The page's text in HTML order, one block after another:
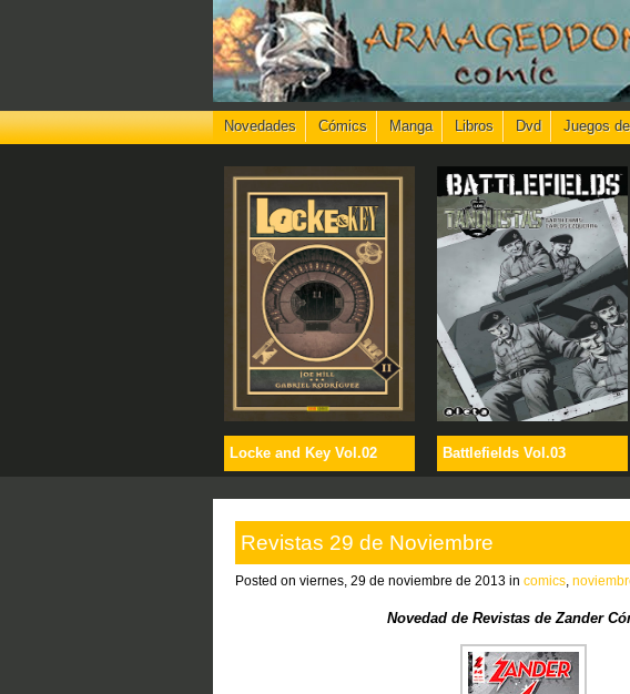
Novedades Cómics Manga Libros Dvd Juegos
Locke and Key Vol.02 Battlefields Vol.03
Revistas 29 de Noviembre
Posted on viernes, 29 de noviembre de 2013 in comics
Novedad de Revistas de Zander